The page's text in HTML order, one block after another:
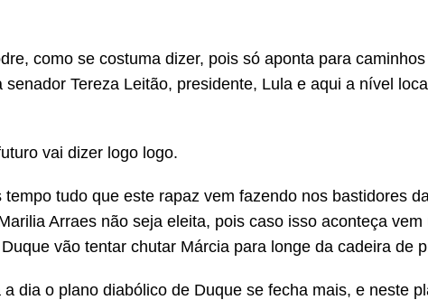
como se costuma dizer, pois só aponta para
Tereza Leitão, presidente, Lula e aqui a nível local
vai dizer logo logo.
tudo que este rapaz vem fazendo nos bastidores
Arraes não seja eleita, pois caso isso aconteça vem
vão tentar chutar Márcia para longe da cadeira de
dia o plano diabólico de Duque se fecha mais, e neste